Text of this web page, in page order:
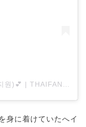
身に着けていたへイ